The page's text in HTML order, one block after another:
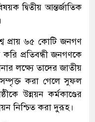
দ্বিতীয় আন্তর্জাতিক
প্রায় ৬৫ কোটি জনগণ
করি প্রতিবন্ধী জনগণকে
লক্ষ্যে তাদের জাতীয়
সম্পৃক্ত করা গেলে সুফল
উন্নয়ন কর্মকাণ্ডের
নিশ্চিত করা দুরূহ।